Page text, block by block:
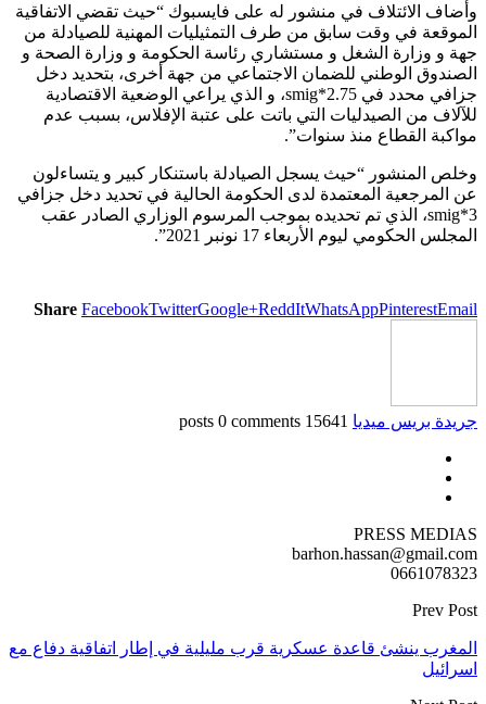
وأضاف الائتلاف في منشور له على فايسبوك “حيث تقضي الاتفاقية
الموقعة في وقت سابق من طرف التمثيليات المهنية للصيادلة من
جهة و وزارة الشغل و مستشاري رئاسة الحكومة و وزارة الصحة و
الصندوق الوطني للضمان الاجتماعي من جهة أخرى، بتحديد دخل
جزافي محدد في 2.75*smig، و الذي يراعي الوضعية الاقتصادية
للآلاف من الصيدليات التي باتت على عتبة الإفلاس، بسبب عدم
مواكبة القطاع منذ سنوات”.
وخلص المنشور “حيث يسجل الصيادلة باستنكار كبير و يتساءلون
عن المرجعية المعتمدة لدى الحكومة الحالية في تحديد دخل جزافي
3*smig، الذي تم تحديده بموجب المرسوم الوزاري الصادر عقب
المجلس الحكومي ليوم الأربعاء 17 نونبر 2021”.
Share FacebookTwitterGoogle+ReddItWhatsAppPinterestEmail
جريدة بريس ميديا 15641 posts
0 comments
PRESS MEDIAS
barhon.hassan@gmail.com
0661078323
Prev Post
المغرب ينشئ قاعدة عسكرية قرب مليلية في إطار اتفاقية دفاع مع
اسرائيل